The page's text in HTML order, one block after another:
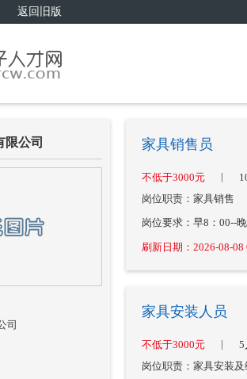
返回旧版
限公司
司
家具销售员
不低于3000元 |
岗位职责：家具销售
岗位要求：早8：00--
刷新日期：2026-08-
家具安装人员
不低于3000元 |
5
岗位职责：家具安装